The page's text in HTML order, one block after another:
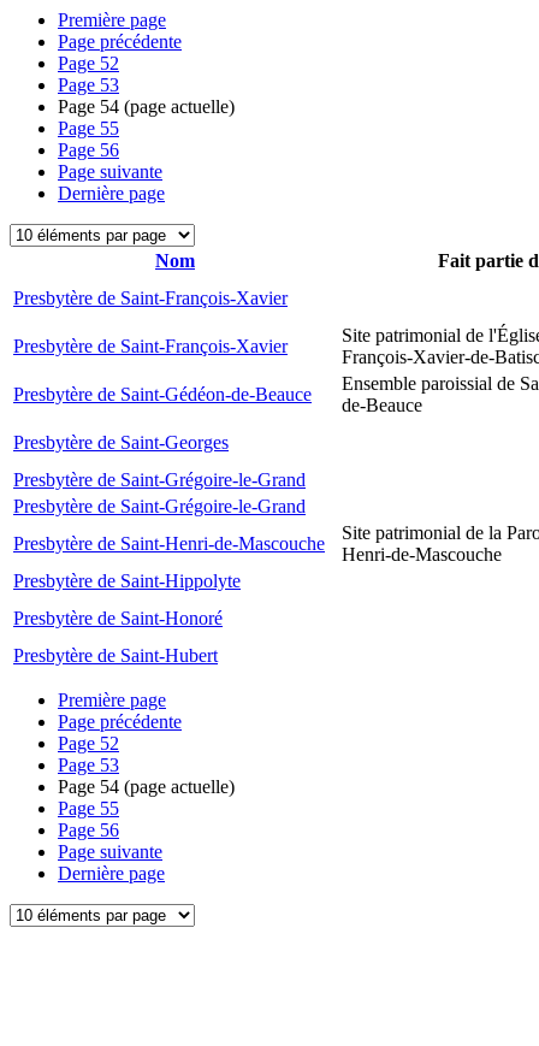
Première page
Page précédente
Page 52
Page 53
Page 54 (page actuelle)
Page 55
Page 56
Page suivante
Dernière page
Nom
Fait partie
Presbytère de Saint-François-Xavier
Presbytère de Saint-François-Xavier
Site patrimonial de
François-Xavier-de-
Presbytère de Saint-Gédéon-de-Beauce
Ensemble paroissial de
de-Beauce
Presbytère de Saint-Georges
Presbytère de Saint-Grégoire-le-Grand
Presbytère de Saint-Grégoire-le-Grand
Presbytère de Saint-Henri-de-Mascouche
Site patrimonial de la
Henri-de-Mascouche
Presbytère de Saint-Hippolyte
Presbytère de Saint-Honoré
Presbytère de Saint-Hubert
Première page
Page précédente
Page 52
Page 53
Page 54 (page actuelle)
Page 55
Page 56
Page suivante
Dernière page